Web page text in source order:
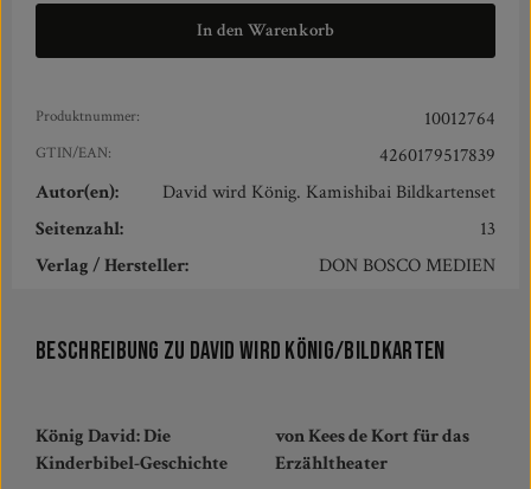
In den Warenkorb
Produktnummer: 10012764
GTIN/EAN:
4260179517839
Autor(en):
David wird König. Kamishibai Bildkartenset
Seitenzahl:
13
Verlag / Hersteller:
DON BOSCO MEDIEN
Beschreibung zu David wird König/Bildkarten
König David: Die
Kinderbibel-Geschichte
von Kees de Kort für das
Erzähltheater